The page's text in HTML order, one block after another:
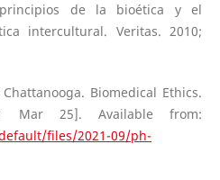
de la bioética y el
intercultural. Veritas. 2010;
Biomedical Ethics.
Mar 25]. Available from:
files/2021-09/ph-